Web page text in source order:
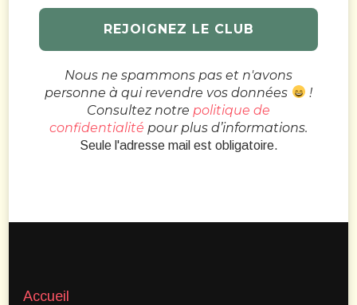
Nous ne spammons pas et n'avons
personne à qui revendre vos données
!
Consultez notre politique de
confidentialité pour plus d’informations.
Seule l'adresse mail est obligatoire.
Accueil